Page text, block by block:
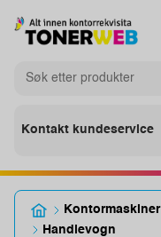
Kontakt kundeservice
Kontormaskiner
Handlevogn